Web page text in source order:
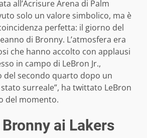
all’Acrisure Arena di Palm
solo un valore simbolico, ma è
perfetta: il giorno del
di Bronny. L’atmosfera era
che hanno accolto con applausi
in campo di LeBron Jr.,
del secondo quarto dopo un
surreale”, ha twittato LeBron
del momento.
Bronny ai Lakers